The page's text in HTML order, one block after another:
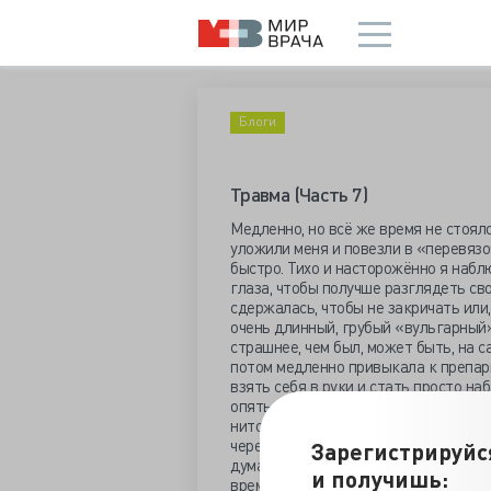
и получишь:
Блоги
Травма (Часть 7)
Медленно, но всё же время не
уложили меня и повезли в
быстро. Тихо и насторожённо я
глаза, чтобы получше разглядеть
сдержалась, чтобы не закричать
очень длинный, грубый
страшнее, чем был, может быть, на
потом медленно привыкала к
взять себя в руки и стать просто
опять напомнила, что у меня
ниточки, шов всё больше и больше
через один, а через 1-2 дня сняли
думаю, что это было результатом
время операции, несмотря на мои